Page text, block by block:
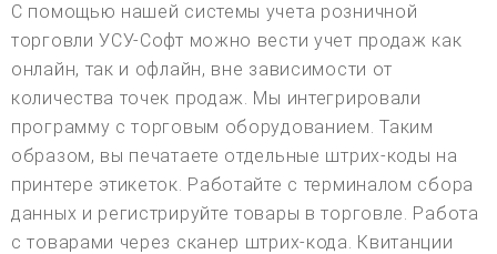
С помощью нашей системы учета розничной
торговли УСУ-Софт можно вести учет продаж как
онлайн, так и офлайн, вне зависимости от
количества точек продаж. Мы интегрировали
программу с торговым оборудованием. Таким
образом, вы печатаете отдельные штрих-коды на
принтере этикеток. Работайте с терминалом сбора
данных и регистрируйте товары в торговле. Работа
с товарами через сканер штрих-кода. Квитанции